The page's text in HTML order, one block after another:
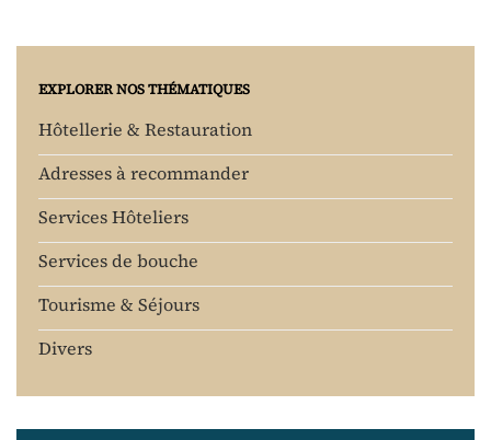
EXPLORER NOS THÉMATIQUES
Hôtellerie & Restauration
Adresses à recommander
Services Hôteliers
Services de bouche
Tourisme & Séjours
Divers